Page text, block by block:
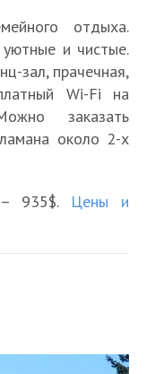
отдыха.
и чистые.
зал, прачечная,
Wi-Fi на
заказать
около 2-х
935$. Цены и